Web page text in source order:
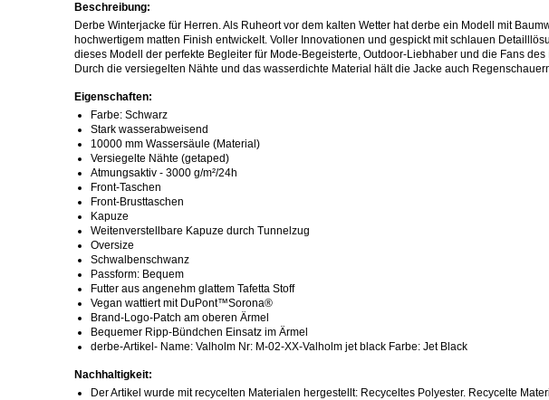
Beschreibung:
Derbe Winterjacke für Herren. Als Ruheort vor dem kalten Wetter hat derbe ein Modell mit
hochwertigem matten Finish entwickelt. Voller Innovationen und gespickt mit schlauen
dieses Modell der perfekte Begleiter für Mode-Begeisterte, Outdoor-Liebhaber und die Fans des
Durch die versiegelten Nähte und das wasserdichte Material hält die Jacke auch
Eigenschaften:
Farbe: Schwarz
Stark wasserabweisend
10000 mm Wassersäule (Material)
Versiegelte Nähte (getaped)
Atmungsaktiv - 3000 g/m²/24h
Front-Taschen
Front-Brusttaschen
Kapuze
Weitenverstellbare Kapuze durch Tunnelzug
Oversize
Schwalbenschwanz
Passform: Bequem
Futter aus angenehm glattem Tafetta Stoff
Vegan wattiert mit DuPont™Sorona®
Brand-Logo-Patch am oberen Ärmel
Bequemer Ripp-Bündchen Einsatz im Ärmel
derbe-Artikel- Name: Valholm Nr: M-02-XX-Valholm jet black Farbe: Jet Black
Nachhaltigkeit:
Der Artikel wurde mit recycelten Materialen hergestellt: Recyceltes Polyester. Recycelte